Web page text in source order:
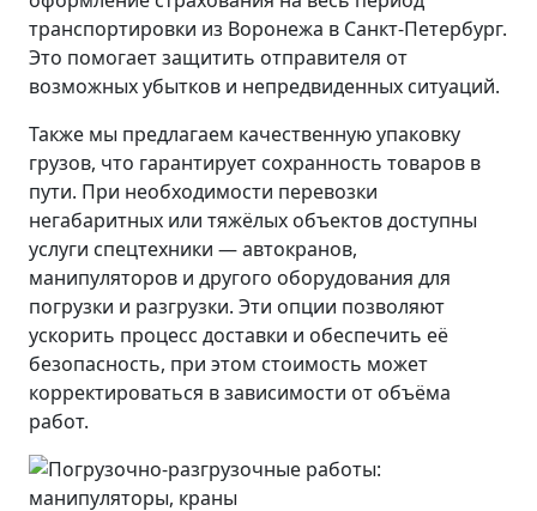
транспортировки из Воронежа в Санкт-Петербург.
Это помогает защитить отправителя от
возможных убытков и непредвиденных ситуаций.
Также мы предлагаем качественную упаковку
грузов, что гарантирует сохранность товаров в
пути. При необходимости перевозки
негабаритных или тяжёлых объектов доступны
услуги спецтехники — автокранов,
манипуляторов и другого оборудования для
погрузки и разгрузки. Эти опции позволяют
ускорить процесс доставки и обеспечить её
безопасность, при этом стоимость может
корректироваться в зависимости от объёма
работ.